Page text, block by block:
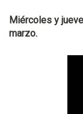
Miércoles y
marzo.